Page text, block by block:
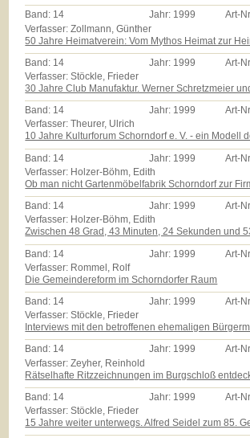
Band: 14 Jahr: 1999 Art-
Verfasser: Zollmann, Günther
50 Jahre Heimatverein: Vom Mythos Heimat zur
Band: 14 Jahr: 1999 Art-
Verfasser: Stöckle, Frieder
30 Jahre Club Manufaktur. Werner Schretzmeier
Band: 14 Jahr: 1999 Art-
Verfasser: Theurer, Ulrich
10 Jahre Kulturforum Schorndorf e. V. - ein Modell
Band: 14 Jahr: 1999 Art-
Verfasser: Holzer-Böhm, Edith
Ob man nicht Gartenmöbelfabrik Schorndorf zur
Band: 14 Jahr: 1999 Art-
Verfasser: Holzer-Böhm, Edith
Zwischen 48 Grad, 43 Minuten, 24 Sekunden und
Band: 14 Jahr: 1999 Art-
Verfasser: Rommel, Rolf
Die Gemeindereform im Schorndorfer Raum
Band: 14 Jahr: 1999 Art-
Verfasser: Stöckle, Frieder
Interviews mit den betroffenen ehemaligen
Band: 14 Jahr: 1999 Art-
Verfasser: Zeyher, Reinhold
Rätselhafte Ritzzeichnungen im Burgschloß
Band: 14 Jahr: 1999 Art-
Verfasser: Stöckle, Frieder
15 Jahre weiter unterwegs. Alfred Seidel zum 85.